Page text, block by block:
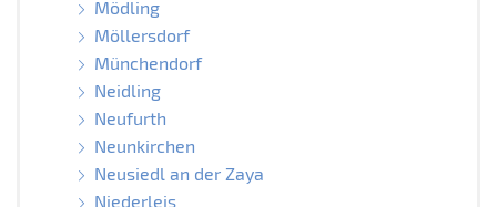
Mödling
Möllersdorf
Münchendorf
Neidling
Neufurth
Neunkirchen
Neusiedl an der Zaya
Niederleis